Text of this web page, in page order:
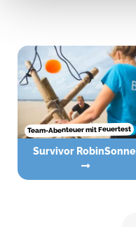
Team-Abenteuer mit Feuertest
Survivor RobinSonne